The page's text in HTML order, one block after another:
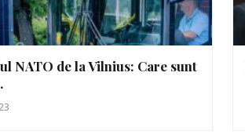
NATO de la Vilnius: Care sunt